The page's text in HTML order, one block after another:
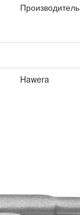
Производитель
Hawera